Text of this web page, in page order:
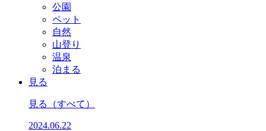
公園
ペット
自然
山登り
温泉
泊まる
見る
見る （すべて）
2024.06.22